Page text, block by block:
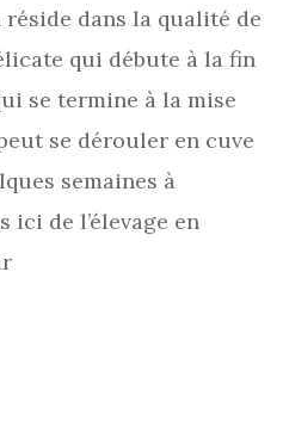
réside dans la qualité de
qui débute à la fin
se termine à la mise
se dérouler en cuve
semaines à
ici de l’élevage en